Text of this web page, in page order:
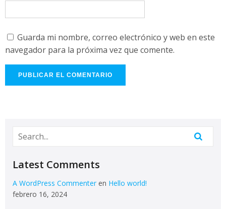
Guarda mi nombre, correo electrónico y web en este
navegador para la próxima vez que comente.
Latest Comments
A WordPress Commenter en Hello world!
febrero 16, 2024